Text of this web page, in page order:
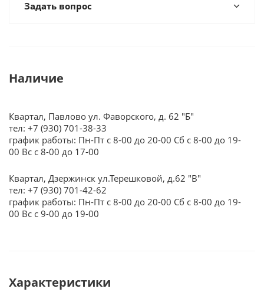
Задать вопрос
Наличие
Квартал, Павлово ул. Фаворского, д. 62 "Б"
тел: +7 (930) 701-38-33
график работы: Пн-Пт с 8-00 до 20-00 Сб с 8-00 до 19-
00 Вс с 8-00 до 17-00
Квартал, Дзержинск ул.Терешковой, д.62 "В"
тел: +7 (930) 701-42-62
график работы: Пн-Пт с 8-00 до 20-00 Сб с 8-00 до 19-
00 Вс с 9-00 до 19-00
Характеристики